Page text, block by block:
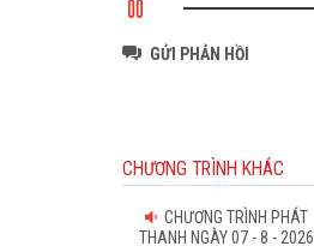
GỬI PHẢN HỒI
CHƯƠNG TRÌNH KHÁC
CHƯƠNG TRÌNH PHÁT
THANH NGÀY 07 - 8 - 2026